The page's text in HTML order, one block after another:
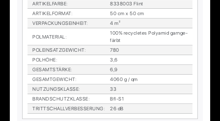
AR­TI­KEL­FAR­BE:
8338003 Flint
AR­TI­KEL­FOR­MAT:
50 cm x 50 cm
VER­PA­CKUNGS­EIN­HEIT: 4 m²
POL­MA­TE­RI­AL :
100% re­cy­cle­tes Po­ly­amid garn­ge­
färbt
POL­EIN­SATZ­GE­WICHT:
780
POL­HÖ­HE:
3,6
GE­SAMT­STÄR­KE:
6,9
GE­SAMT­GE­WICHT:
4060 g / qm
NUT­ZUNGS­KLAS­SE:
33
BRAND­SCHUTZ­KLAS­SE:
Bfl-S1
TRITT­SCHALL­VER­BES­SE­RUNG: 26 dB